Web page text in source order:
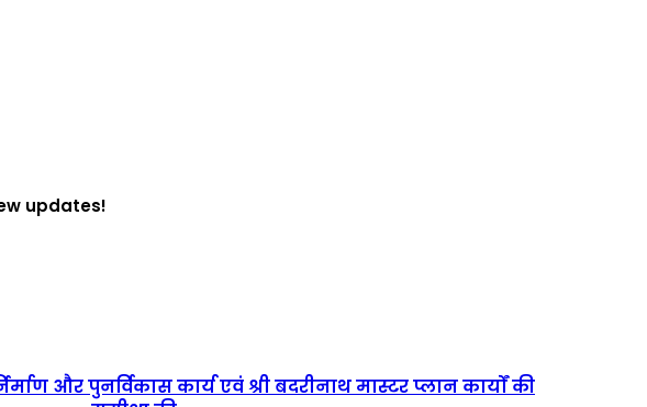
updates!
और पुनर्विकास कार्य एवं श्री बदरीनाथ मास्टर प्लान कार्यों की